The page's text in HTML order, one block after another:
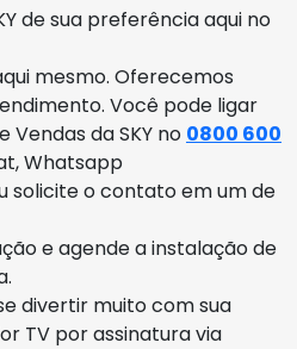
de sua preferência aqui no
mesmo. Oferecemos
Você pode ligar
Vendas da SKY no 0800 600
Whatsapp
solicite o contato em um de
e agende a instalação de
divertir muito com sua
TV por assinatura via